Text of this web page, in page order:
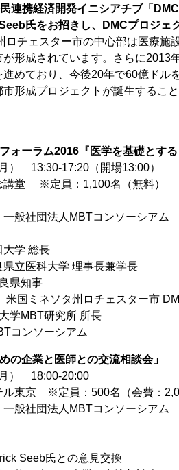
連携経済開発イニシアチブ「
氏をお招きし、DMCプロジェ
ロチェスター市の中心部は医療
形成されています。さらに
めており、今後20年で60億ド
形成プロジェクトが誕生するこ
ォーラム2016『医学を基礎とす
） 13:30-17:20（開場13:00）
講堂 ※定員：1,100名（無料）
一般社団法人MBTコンソーシアム
学 総長
立医科大学 理事長兼学長
県知事
米国ミネソタ州ロチェスター市
学MBT研究所 所長
コンソーシアム
企業と医師との交流相談会」
月） 18:00-20:00
ル東京 ※定員：500名（会費：
一般社団法人MBTコンソーシアム
Seeb氏との意見交換